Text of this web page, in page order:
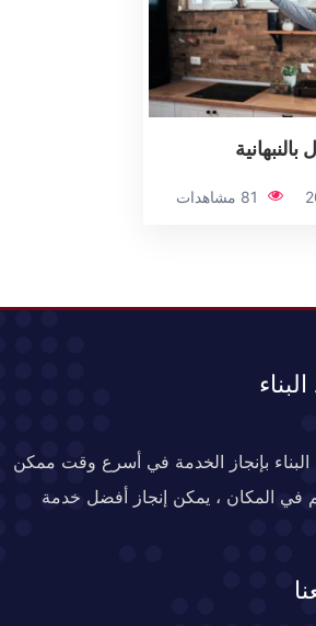
81 مشاهدات
البناء بإنجاز الخدمة في أسرع وقت ممكن
في المكان ، يمكن إنجاز أفضل خدمة